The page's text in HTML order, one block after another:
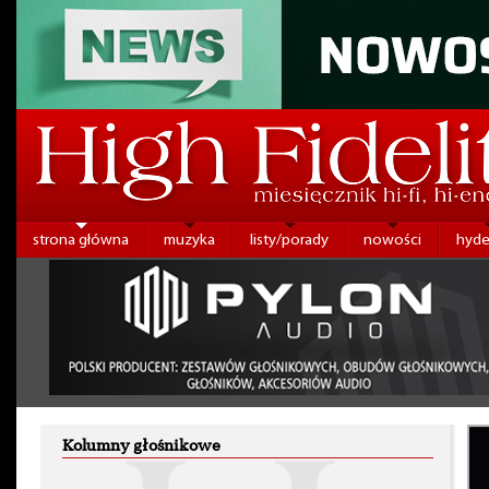
strona główna muzyka listy/porady nowości
Kolumny głośnikowe